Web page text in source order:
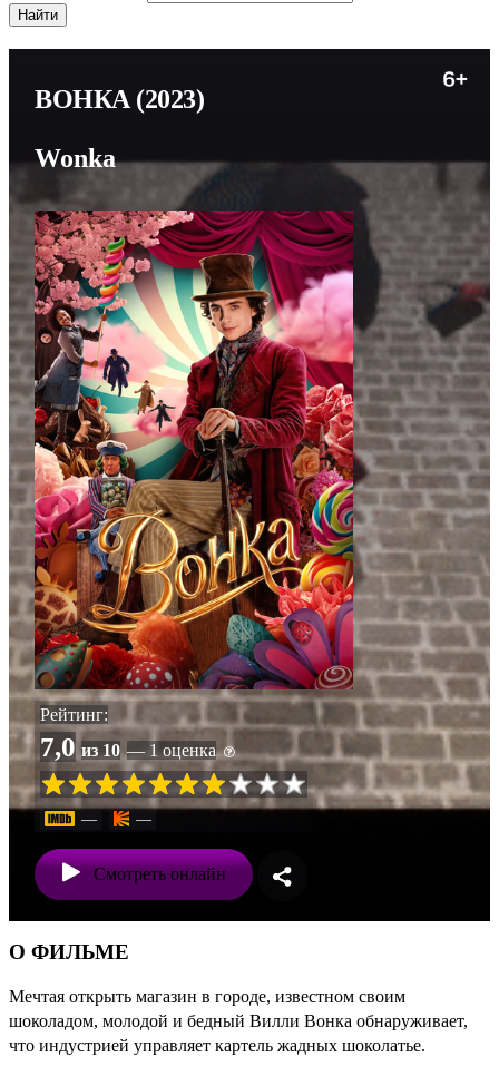
ВОНКА (2023)
Wonka
Рейтинг:
7,0 из 10 — 1 оценка
— —
Смотреть онлайн
О ФИЛЬМЕ
Мечтая открыть магазин в городе, известном своим
шоколадом, молодой и бедный Вилли Вонка обнаруживает,
что индустрией управляет картель жадных шоколатье.